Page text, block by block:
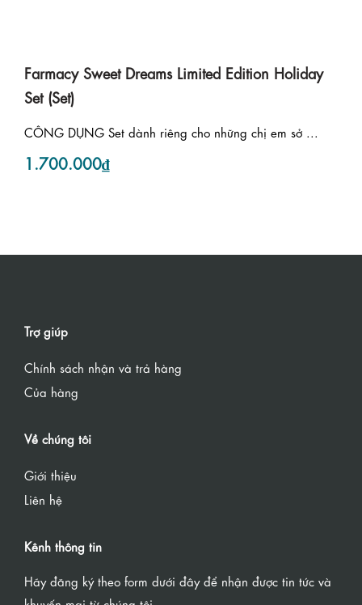
Farmacy Sweet Dreams Limited Edition Holiday
Set (Set)
CÔNG DỤNG Set dành riêng cho những chị em sở ...
1.700.000₫
Trợ giúp
Chính sách nhận và trả hàng
Của hàng
Về chúng tôi
Giới thiệu
Liên hệ
Kênh thông tin
Hãy đăng ký theo form dưới đây để nhận được tin tức và